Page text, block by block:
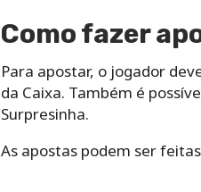
Como fazer
Para apostar, o jogador
da Caixa. Também é
Surpresinha.
As apostas podem ser